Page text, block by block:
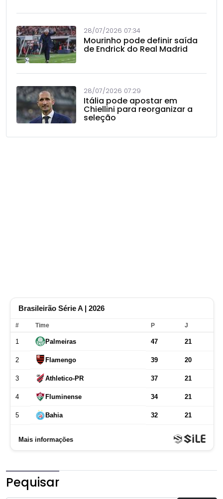
28/07/2026 07:34
Mourinho pode definir saída
de Endrick do Real Madrid
28/07/2026 07:29
Itália pode apostar em
Chiellini para reorganizar a
seleção
Pequisar